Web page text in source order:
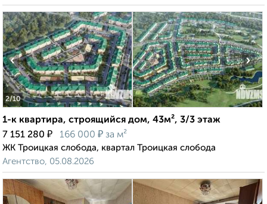
2/10
‹ ›
1-к квартира, строящийся дом, 43м², 3/3 этаж
7 151 280 ₽ 166 000 ₽ за м²
ЖК Троицкая слобода, квартал Троицкая слобода
Агентство, 05.08.2026